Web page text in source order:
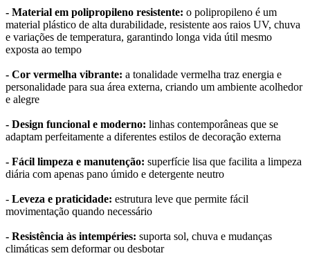
- Material em polipropileno resistente: o polipropileno é um
material plástico de alta durabilidade, resistente aos raios UV, chuva
e variações de temperatura, garantindo longa vida útil mesmo
exposta ao tempo
- Cor vermelha vibrante: a tonalidade vermelha traz energia e
personalidade para sua área externa, criando um ambiente acolhedor
e alegre
- Design funcional e moderno: linhas contemporâneas que se
adaptam perfeitamente a diferentes estilos de decoração externa
- Fácil limpeza e manutenção: superfície lisa que facilita a limpeza
diária com apenas pano úmido e detergente neutro
- Leveza e praticidade: estrutura leve que permite fácil
movimentação quando necessário
- Resistência às intempéries: suporta sol, chuva e mudanças
climáticas sem deformar ou desbotar